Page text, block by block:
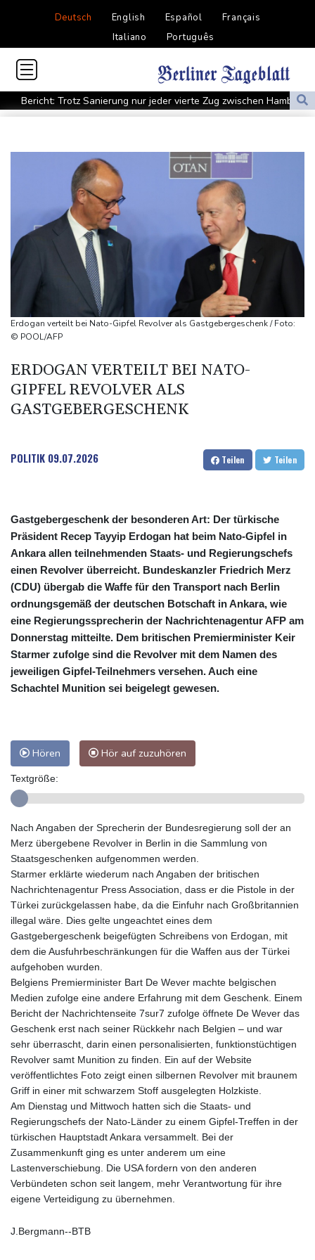
Deutsch English Español
Français
Italiano
Português
Bericht: Trotz Sanierung nur jeder vierte Zug zwischen Hamburg
und Berlin pünktlich
Waldbrände in Kanada: Notstand in Provinz British Columbia
ausgerufen
Verdacht auf illegales Rennen: Zwei Tote nach Motorrad-Unfall
in Köln
Im EM-Becken: Berkhahn sieht "nicht viele Medaillenchancen"
Waldbrand in Kanada: Notstand in British Columbia ausgerufen -
20.000 Menschen evakuiert
Dobrindt will Forschung zur Drohensicherheit in Deutschland
ausbauen
Iran bekräftigt harte Haltung in Streit um Straße von Hormus
Gewalt überschattet
Basketball-WM: Geiselsöder macht gesamte Vorbereitung mit
Erdogan verteilt bei Nato-Gipfel Revolver als Gastgebergeschenk / Foto:
© POOL/AFP
ERDOGAN VERTEILT BEI NATO-
GIPFEL REVOLVER ALS
GASTGEBERGESCHENK
POLITIK 09.07.2026 Teilen Teilen
Gastgebergeschenk der besonderen Art: Der türkische
Präsident Recep Tayyip Erdogan hat beim Nato-Gipfel in
Ankara allen teilnehmenden Staats- und Regierungschefs
einen Revolver überreicht. Bundeskanzler Friedrich Merz
(CDU) übergab die Waffe für den Transport nach Berlin
ordnungsgemäß der deutschen Botschaft in Ankara, wie
eine Regierungssprecherin der Nachrichtenagentur AFP am
Donnerstag mitteilte. Dem britischen Premierminister Keir
Starmer zufolge sind die Revolver mit dem Namen des
jeweiligen Gipfel-Teilnehmers versehen. Auch eine
Schachtel Munition sei beigelegt gewesen.
Hören Hör auf zuzuhören
Textgröße:
Nach Angaben der Sprecherin der Bundesregierung soll der an
Merz übergebene Revolver in Berlin in die Sammlung von
Staatsgeschenken aufgenommen werden.
Starmer erklärte wiederum nach Angaben der britischen
Nachrichtenagentur Press Association, dass er die Pistole in der
Türkei zurückgelassen habe, da die Einfuhr nach Großbritannien
illegal wäre. Dies gelte ungeachtet eines dem
Gastgebergeschenk beigefügten Schreibens von Erdogan, mit
dem die Ausfuhrbeschränkungen für die Waffen aus der Türkei
aufgehoben wurden.
Belgiens Premierminister Bart De Wever machte belgischen
Medien zufolge eine andere Erfahrung mit dem Geschenk. Einem
Bericht der Nachrichtenseite 7sur7 zufolge öffnete De Wever das
Geschenk erst nach seiner Rückkehr nach Belgien – und war
sehr überrascht, darin einen personalisierten, funktionstüchtigen
Revolver samt Munition zu finden. Ein auf der Website
veröffentlichtes Foto zeigt einen silbernen Revolver mit braunem
Griff in einer mit schwarzem Stoff ausgelegten Holzkiste.
Am Dienstag und Mittwoch hatten sich die Staats- und
Regierungschefs der Nato-Länder zu einem Gipfel-Treffen in der
türkischen Hauptstadt Ankara versammelt. Bei der
Zusammenkunft ging es unter anderem um eine
Lastenverschiebung. Die USA fordern von den anderen
Verbündeten schon seit langem, mehr Verantwortung für ihre
eigene Verteidigung zu übernehmen.
J.Bergmann--BTB